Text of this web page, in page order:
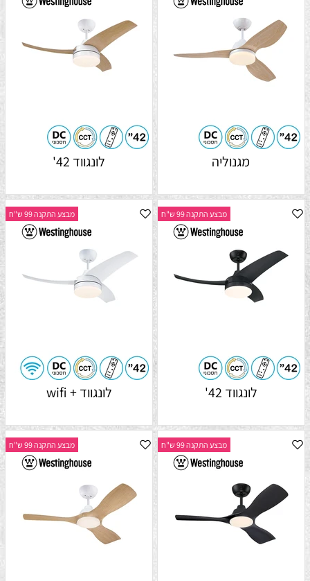
מגנוליה לונגווד 42'
מבצע התקנה 99 ש"ח
לונגווד 42'
מבצע התקנה 99 ש"ח
לונגווד + wifi
מבצע התקנה 99 ש"ח מבצע התקנה 99 ש"ח